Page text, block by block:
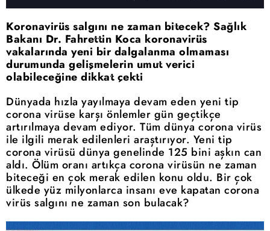
Koronavirüs salgını ne zaman bitecek? Sağlık
Bakanı Dr. Fahrettin Koca koronavirüs
vakalarında yeni bir dalgalanma olmaması
durumunda gelişmelerin umut verici
olabileceğine dikkat çekti
Dünyada hızla yayılmaya devam eden yeni tip
corona virüse karşı önlemler gün geçtikçe
artırılmaya devam ediyor. Tüm dünya corona virüs
ile ilgili merak edilenleri araştırıyor. Yeni tip
corona virüsü dünya genelinde 125 bini aşkın can
aldı. Ölüm oranı artıkça corona virüsün ne zaman
biteceği en çok merak edilen konu oldu. Bir çok
ülkede yüz milyonlarca insanı eve kapatan corona
virüs salgını ne zaman son bulacak?